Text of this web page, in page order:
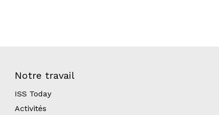
Notre travail
ISS Today
Activités